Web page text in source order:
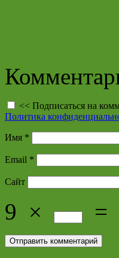
<< Подписаться на
Политика
Имя *
Email *
Сайт
9 × =